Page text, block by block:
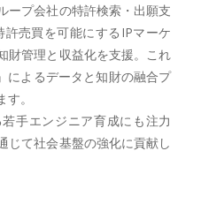
ープ会社の特許検索・出願支
売買を可能にするIPマーケ
財管理と収益化を支援。これ
によるデータと知財の融合プ
。
手エンジニア育成にも注力
じて社会基盤の強化に貢献し